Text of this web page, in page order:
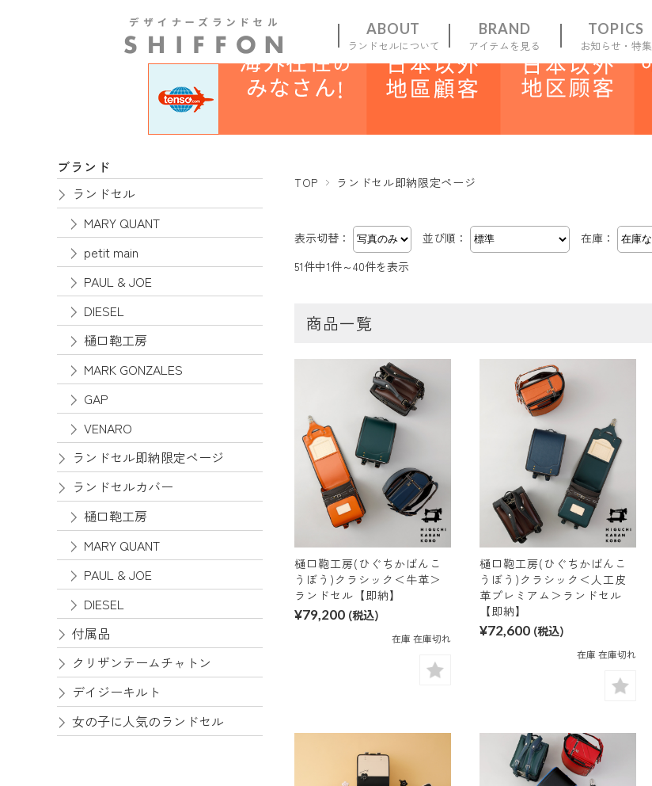
ABOUT
ランドセルについて
BRAND
アイテムを見る
TOPICS
お知らせ・特集
TOP ランドセル即納限定ページ
表示切替： 並び順：
在庫：
51件中1件～40件を表示
商品一覧
樋口鞄工房(ひぐちかばんこ
うぼう)クラシック＜牛革＞
ランドセル【即納】
¥79,200 (税込)
在庫 在庫切れ
樋口鞄工房(ひぐちかばんこ
うぼう)クラシック＜人工皮
革プレミアム＞ランドセル
【即納】
¥72,600 (税込)
在庫 在庫切れ
ブランド
ランドセル
MARY QUANT
petit main
PAUL & JOE
DIESEL
樋口鞄工房
MARK GONZALES
GAP
VENARO
ランドセル即納限定ページ
ランドセルカバー
樋口鞄工房
MARY QUANT
PAUL & JOE
DIESEL
付属品
クリザンテームチャトン
デイジーキルト
女の子に人気のランドセル